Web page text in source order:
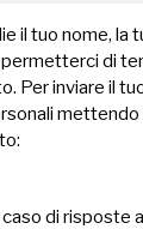
il tuo nome, la
di
Per inviare il
mettendo
di risposte